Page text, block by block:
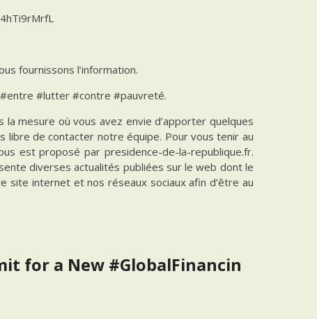
fournissons l’information.
#lutter #contre #pauvreté.
mesure où vous avez envie d’apporter quelques
libre de contacter notre équipe. Pour vous tenir au
est proposé par presidence-de-la-republique.fr.
diverses actualités publiées sur le web dont le
site internet et nos réseaux sociaux afin d’être au
for a New #GlobalFinancin